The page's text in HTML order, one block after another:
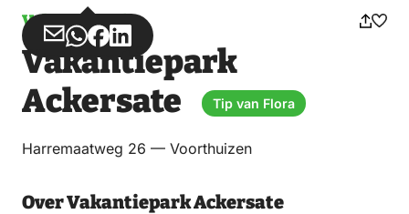
Vakantiepark
Deel
via
Email
Deel
via
WhatsApp
Deel
op
Facebook
Deel
op
LinkedIn
Vakantiepark
Ackersate
Tip van Flora
Harremaatweg 26 — Voorthuizen
Over Vakantiepark Ackersate